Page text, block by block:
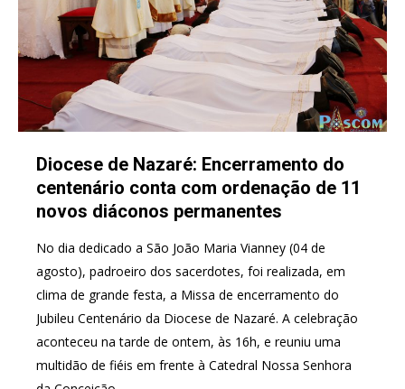
Diocese de Nazaré: Encerramento do
centenário conta com ordenação de 11
novos diáconos permanentes
No dia dedicado a São João Maria Vianney (04 de
agosto), padroeiro dos sacerdotes, foi realizada, em
clima de grande festa, a Missa de encerramento do
Jubileu Centenário da Diocese de Nazaré. A celebração
aconteceu na tarde de ontem, às 16h, e reuniu uma
multidão de fiéis em frente à Catedral Nossa Senhora